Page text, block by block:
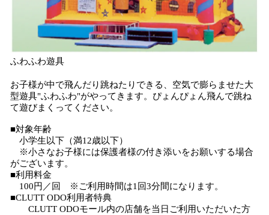
ふわふわ遊具
お子様が中で飛んだり跳ねたりできる、空気で膨らませた大
型遊具"ふわふわ"がやってきます。ぴょんぴょん飛んで跳ね
て遊びまくってください。
■対象年齢
小学生以下（満12歳以下）
※小さなお子様には保護者様の付き添いをお願いする場合
がございます。
■利用料金
100円／回 ※ご利用時間は1回3分間になります。
■CLUTT ODO利用者特典
CLUTT ODOモール内の店舗を当日ご利用いただいた方